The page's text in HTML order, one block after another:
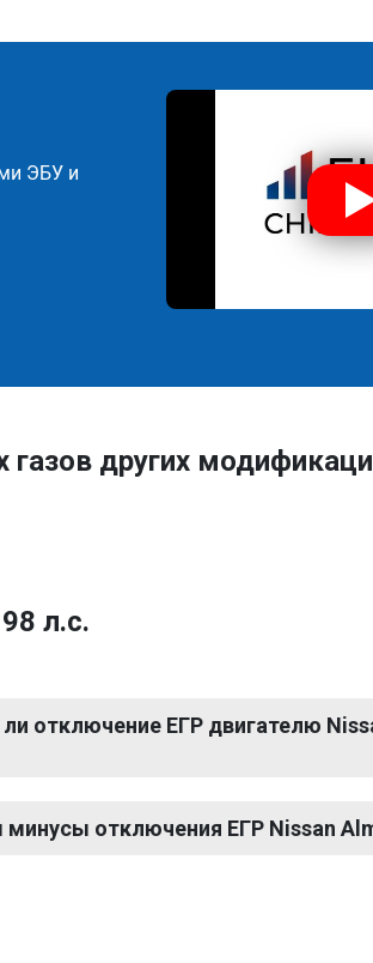
ЭБУ и
других
л.с.
отключение ЕГР двигателю
отключения ЕГР Nissan